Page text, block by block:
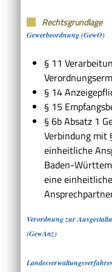
Rechtsgrundlage
Gewerbeordnung (GewO)
§ 11
§ 14
§ 15
§ 6b Absatz 1
Verbindung mit
einheitliche
Baden-
eine
Verordnung zur
(GewAnz)